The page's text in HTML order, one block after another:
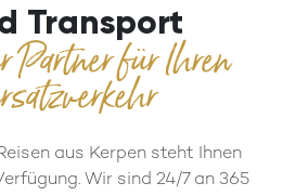
Transport
für Ihren
aus Kerpen steht Ihnen
Wir sind 24/7 an 365